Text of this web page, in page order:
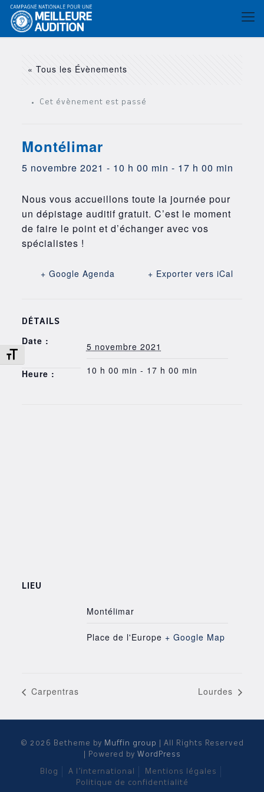
Changer la taille de la police
« Tous les Évènements
Cet évènement est passé
Montélimar
5 novembre 2021 - 10 h 00 min - 17 h 00 min
Nous vous accueillons toute la journée pour
un dépistage auditif gratuit. C’est le moment
de faire le point et d’échanger avec vos
spécialistes !
+ Google Agenda + Exporter vers iCal
DÉTAILS
Date : 5 novembre 2021
Heure : 10 h 00 min - 17 h 00 min
LIEU
Montélimar
Place de l'Europe + Google Map
Carpentras Lourdes
© 2026 Betheme by Muffin group
| All Rights Reserved
| Powered by WordPress
Blog A l’international
Mentions légales
Politique de confidentialité